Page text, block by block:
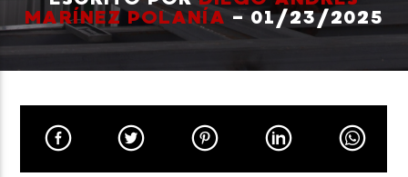
ARTISTA
Neiva Estereo
MARÍNEZ POLANÍA - 01/23/2025